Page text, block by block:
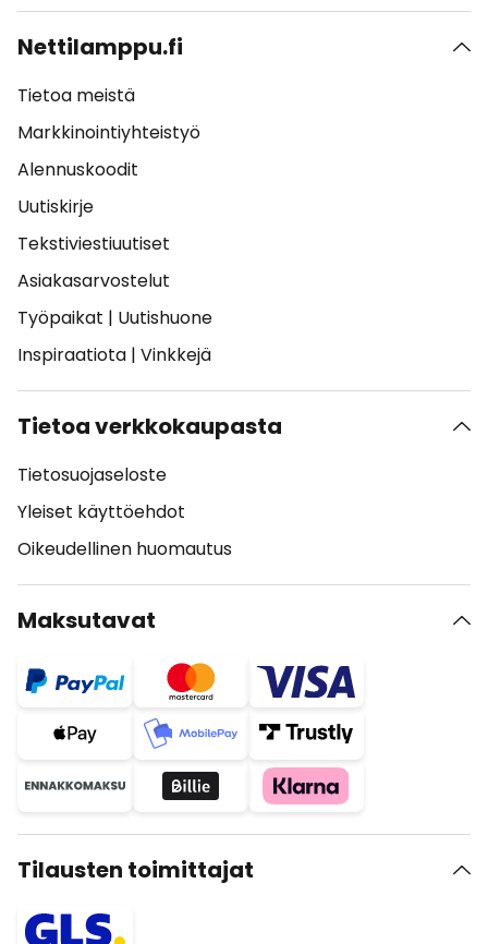
Nettilamppu.fi
Tietoa meistä
Markkinointiyhteistyö
Alennuskoodit
Uutiskirje
Tekstiviestiuutiset
Asiakasarvostelut
Työpaikat | Uutishuone
Inspiraatiota | Vinkkejä
Tietoa verkkokaupasta
Tietosuojaseloste
Yleiset käyttöehdot
Oikeudellinen huomautus
Maksutavat
Tilausten toimittajat